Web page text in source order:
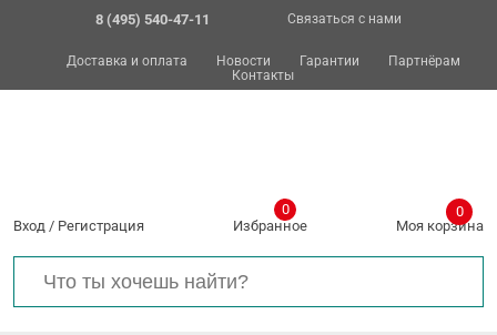
8 (495) 540-47-11 Связаться с нами
Доставка и оплата Новости Гарантии
Партнёрам
Контакты
Вход / Регистрация Избранное
0
Моя корзина
0